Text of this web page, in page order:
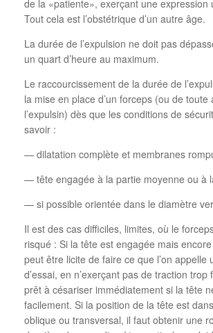
de la «patiente», exerçant une expression
Tout cela est l’obstétrique d’un autre âge.
La durée de l’expulsion ne doit pas
un quart d’heure au maximum.
Le raccourcissement de la durée de
la mise en place d’un forceps (ou de toute
l’expulsin) dès que les conditions de
savoir :
— dilatation complète et membranes
— tête engagée à la partie moyenne ou à
— si possible orientée dans le diamètre
Il est des cas difficiles, limites, où le
risqué : Si la tête est engagée mais
peut être licite de faire ce que l’on appelle
d’essai, en n’exerçant pas de traction
prêt à césariser immédiatement si la tête
facilement. Si la position de la tête est
oblique ou transversal, il faut obtenir une